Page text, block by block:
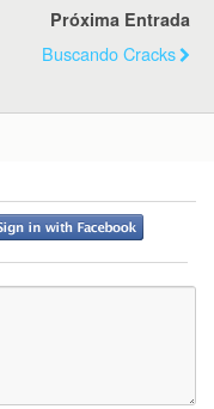
Próxima Entrada
Buscando Cracks